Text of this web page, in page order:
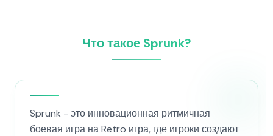
Что такое Sprunk?
Sprunk - это инновационная ритмичная
боевая игра на Retro игра, где игроки создают